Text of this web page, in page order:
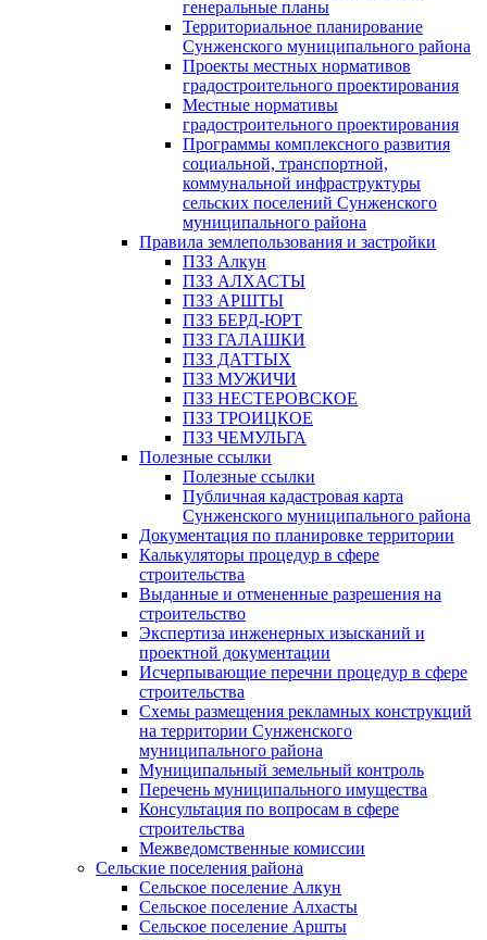
генеральные планы
Территориальное планирование
Сунженского муниципального района
Проекты местных нормативов
градостроительного проектирования
Местные нормативы
градостроительного проектирования
Программы комплексного развития
социальной, транспортной,
коммунальной инфраструктуры
сельских поселений Сунженского
муниципального района
Правила землепользования и застройки
ПЗЗ Алкун
ПЗЗ АЛХАСТЫ
ПЗЗ АРШТЫ
ПЗЗ БЕРД-ЮРТ
ПЗЗ ГАЛАШКИ
ПЗЗ ДАТТЫХ
ПЗЗ МУЖИЧИ
ПЗЗ НЕСТЕРОВСКОЕ
ПЗЗ ТРОИЦКОЕ
ПЗЗ ЧЕМУЛЬГА
Полезные ссылки
Полезные ссылки
Публичная кадастровая карта
Сунженского муниципального района
Документация по планировке территории
Калькуляторы процедур в сфере
строительства
Выданные и отмененные разрешения на
строительство
Экспертиза инженерных изысканий и
проектной документации
Исчерпывающие перечни процедур в сфере
строительства
Схемы размещения рекламных конструкций
на территории Сунженского
муниципального района
Муниципальный земельный контроль
Перечень муниципального имущества
Консультация по вопросам в сфере
строительства
Межведомственные комиссии
Сельские поселения района
Сельское поселение Алкун
Сельское поселение Алхасты
Сельское поселение Аршты